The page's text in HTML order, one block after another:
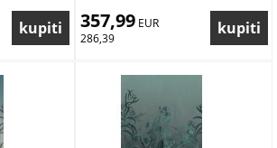
357,99 EUR
286,39